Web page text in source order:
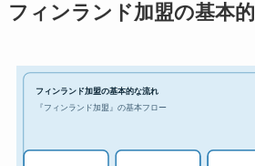
フィンランド加盟の基本
フィンランド加盟の基本的な流れ
『フィンランド加盟』の基本フロー